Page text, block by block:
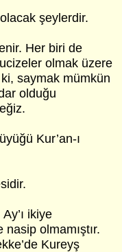
şeylerdir.
Her biri de
olmak üzere
saymak mümkün
olduğu
Kur’an-ı
ikiye
olmamıştır.
Kureyş